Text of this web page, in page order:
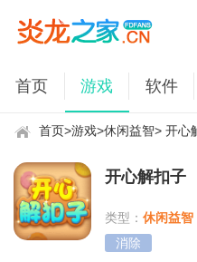
首页 游戏 软件
首页>游戏>休闲益智> 开心
开心解扣子
类型： 休闲益智
消除